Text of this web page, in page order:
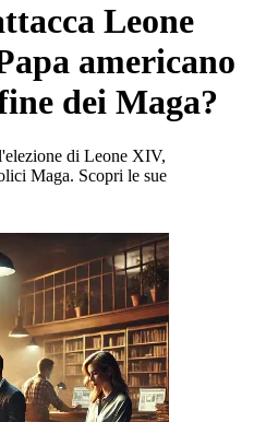
Leone
americano
dei Maga?
di Leone XIV,
Maga. Scopri le sue